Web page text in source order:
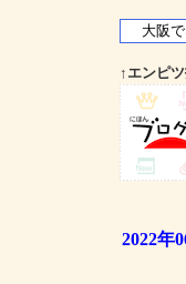
↑エンピ
2022年